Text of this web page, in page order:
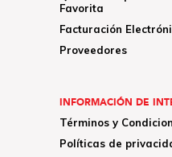
Favorita
Facturación
Proveedores
INFORMACIÓN DE
Términos y
Políticas de